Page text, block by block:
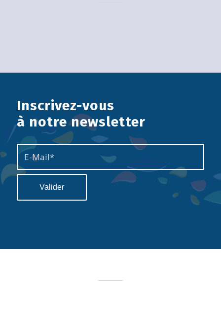
Inscrivez-vous
à notre newsletter